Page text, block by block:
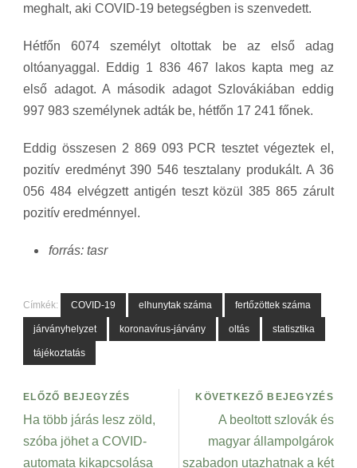
meghalt, aki COVID-19 betegségben is szenvedett.
Hétfőn 6074 személyt oltottak be az első adag
oltóanyaggal. Eddig 1 836 467 lakos kapta meg az
első adagot. A második adagot Szlovákiában eddig
997 983 személynek adták be, hétfőn 17 241 főnek.
Eddig összesen 2 869 093 PCR tesztet végeztek el,
pozitív eredményt 390 546 tesztalany produkált. A 36
056 484 elvégzett antigén teszt közül 385 865 zárult
pozitív eredménnyel.
forrás: tasr
Címkék: COVID-19 elhunytak száma fertőzöttek száma
járványhelyzet koronavírus-járvány oltás statisztika
tájékoztatás
ELŐZŐ BEJEGYZÉS
Ha több járás lesz zöld,
szóba jöhet a COVID-
automata kikapcsolása
KÖVETKEZŐ BEJEGYZÉS
A beoltott szlovák és
magyar állampolgárok
szabadon utazhatnak a két